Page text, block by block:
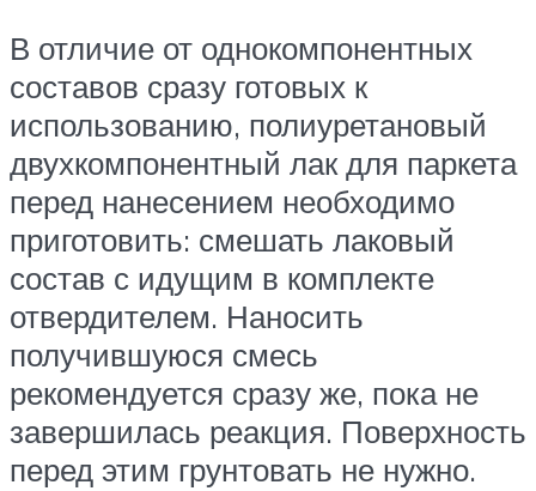
В отличие от однокомпонентных
составов сразу готовых к
использованию, полиуретановый
двухкомпонентный лак для паркета
перед нанесением необходимо
приготовить: смешать лаковый
состав с идущим в комплекте
отвердителем. Наносить
получившуюся смесь
рекомендуется сразу же, пока не
завершилась реакция. Поверхность
перед этим грунтовать не нужно.